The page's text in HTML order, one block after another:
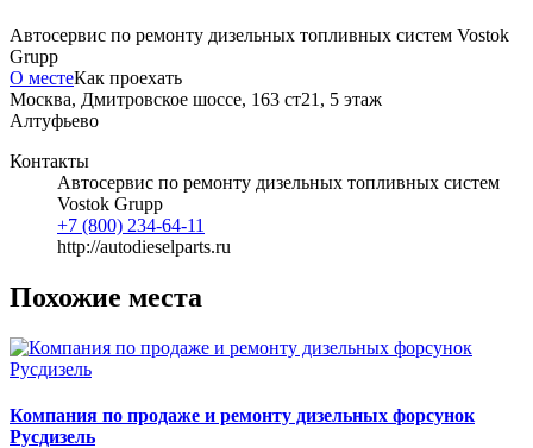
Автосервис по ремонту дизельных топливных систем Vostok
Grupp
О местеКак проехать
Москва, Дмитровское шоссе, 163 ст21, 5 этаж
Алтуфьево
Контакты
Автосервис по ремонту дизельных топливных систем
Vostok Grupp
+7 (800) 234-64-11
http://autodieselparts.ru
Похожие места
Компания по продаже и ремонту дизельных форсунок
Русдизель